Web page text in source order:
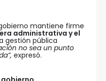
mantiene firme
administrativa y el
gestión pública
no sea un punto
expresó.